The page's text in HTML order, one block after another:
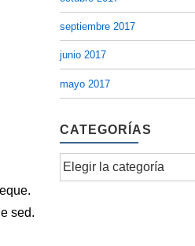
sed.
septiembre 2017
junio 2017
mayo 2017
CATEGORÍAS
Categorías